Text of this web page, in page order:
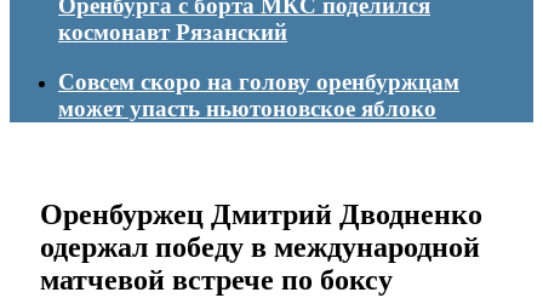
Оренбурга с борта МКС поделился
космонавт Рязанский
Совсем скоро на голову оренбуржцам
может упасть ньютоновское яблоко
Оренбуржец Дмитрий Дводненко
одержал победу в международной
матчевой встрече по боксу